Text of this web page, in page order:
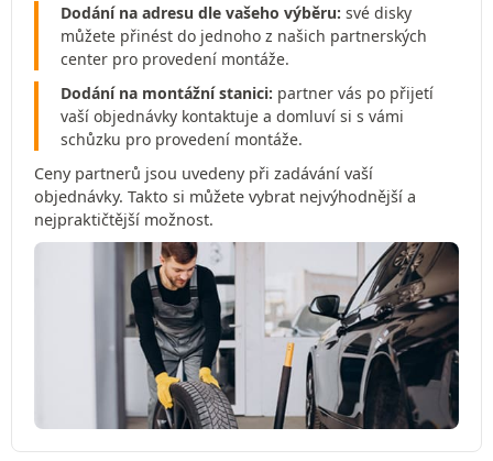
Dodání na adresu dle vašeho výběru: své disky
můžete přinést do jednoho z našich partnerských
center pro provedení montáže.
Dodání na montážní stanici: partner vás po přijetí
vaší objednávky kontaktuje a domluví si s vámi
schůzku pro provedení montáže.
Ceny partnerů jsou uvedeny při zadávání vaší
objednávky. Takto si můžete vybrat nejvýhodnější a
nejpraktičtější možnost.